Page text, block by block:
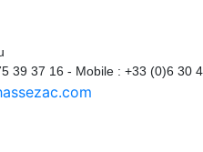
39 37 16 - Mobile : +33 (0)6 30